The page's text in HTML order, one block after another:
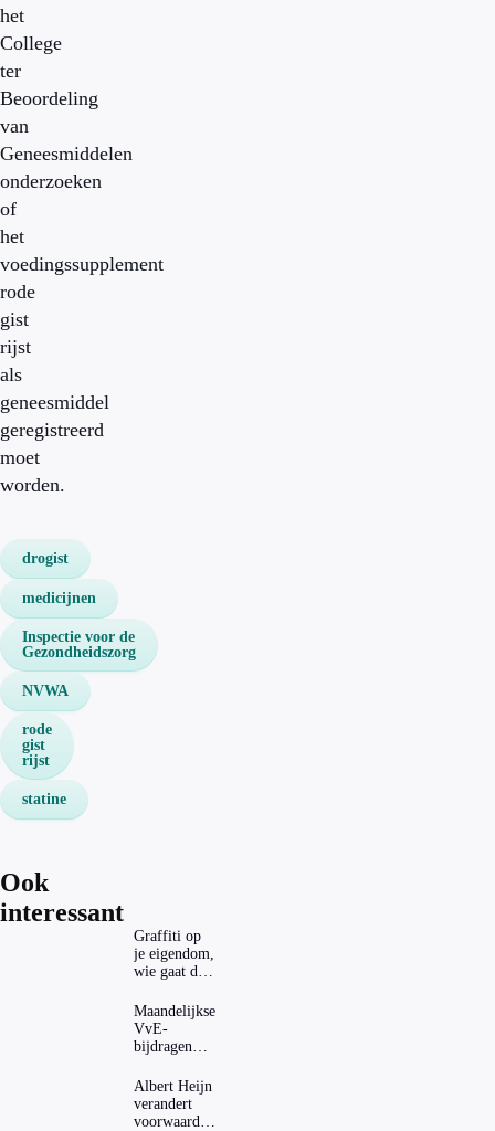
het
College
ter
Beoordeling
van
Geneesmiddelen
onderzoeken
of
het
voedingssupplement
rode
gist
rijst
als
geneesmiddel
geregistreerd
moet
worden.
drogist
medicijnen
Inspectie voor de
Gezondheidszorg
NVWA
rode
gist
rijst
statine
Ook
interessant
Graffiti op
je eigendom,
wie gaat dat
Maandelijkse
VvE-
bijdragen
dat invloed
op je
hypotheek?
Albert Heijn
verandert
voorwaarden